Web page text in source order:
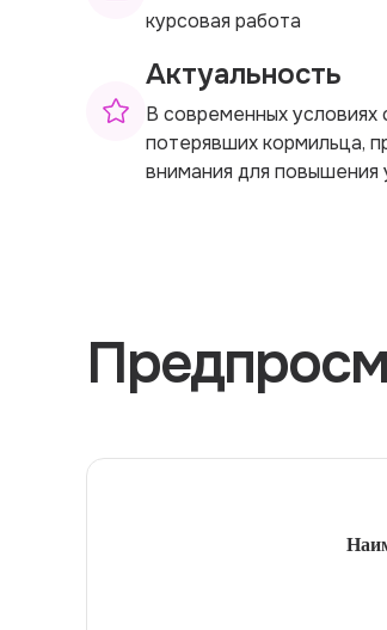
курсовая работа
Актуальность
В современных
потерявших кормильца,
внимания для